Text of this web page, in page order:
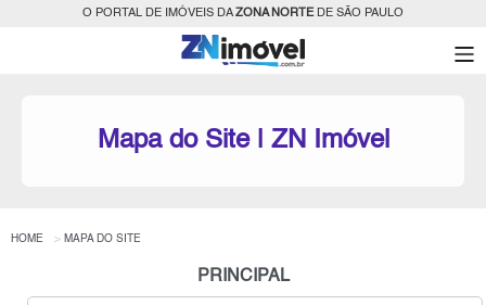
O PORTAL DE IMÓVEIS DAZONA NORTEDE SÃO PAULO
Mapa do Site | ZN Imóvel
HOME MAPA DO SITE
PRINCIPAL